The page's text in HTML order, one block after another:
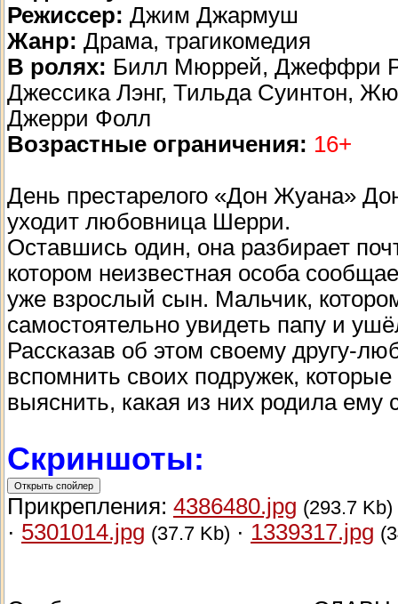
Режиссер: Джим Джармуш
Жанр: Драма, трагикомедия
В ролях: Билл Мюррей, Джеффри
Джессика Лэнг, Тильда Суинтон,
Джерри Фолл
Возрастные ограничения: 16+
День престарелого «Дон Жуана»
уходит любовница Шерри.
Оставшись один, она разбирает
котором неизвестная особа
уже взрослый сын. Мальчик,
самостоятельно увидеть папу и
Рассказав об этом своему другу-
вспомнить своих подружек,
выяснить, какая из них родила
Скриншоты:
Прикрепления: 4386480.jpg (293.7 Kb)
· 5301014.jpg (37.7 Kb) · 1339317.jpg